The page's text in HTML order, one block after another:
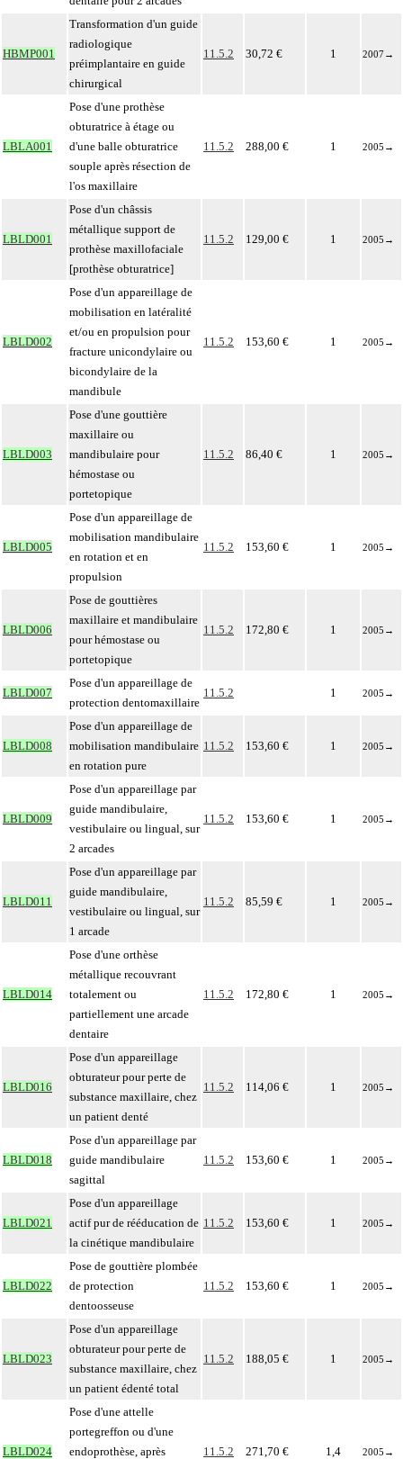
HBMP001
Transformation d'un guide
radiologique
préimplantaire en guide
chirurgical
11.5.2 30,72 € 1 2007→
LBLA001
Pose d'une prothèse
obturatrice à étage ou
d'une balle obturatrice
souple après résection de
l'os maxillaire
11.5.2 288,00 € 1 2005 →
LBLD001
Pose d'un châssis
métallique support de
prothèse maxillofaciale
[prothèse obturatrice]
11.5.2 129,00 € 1 2005 →
LBLD002
Pose d'un appareillage de
mobilisation en latéralité
et/ou en propulsion pour
fracture unicondylaire ou
bicondylaire de la
mandibule
11.5.2 153,60 € 1 2005 →
LBLD003
Pose d'une gouttière
maxillaire ou
mandibulaire pour
hémostase ou
portetopique
11.5.2 86,40 € 1 2005 →
LBLD005
Pose d'un appareillage de
mobilisation mandibulaire
en rotation et en
propulsion
11.5.2 153,60 € 1 2005 →
LBLD006
Pose de gouttières
maxillaire et mandibulaire
pour hémostase ou
portetopique
11.5.2 172,80 € 1 2005 →
LBLD007
Pose d'un appareillage de
protection dentomaxillaire
11.5.2 1 2005 →
LBLD008
Pose d'un appareillage de
mobilisation mandibulaire
en rotation pure
11.5.2 153,60 € 1 2005 →
LBLD009
Pose d'un appareillage par
guide mandibulaire,
vestibulaire ou lingual, sur
2 arcades
11.5.2 153,60 € 1 2005 →
LBLD011
Pose d'un appareillage par
guide mandibulaire,
vestibulaire ou lingual, sur
1 arcade
11.5.2 85,59 € 1 2005 →
LBLD014
Pose d'une orthèse
métallique recouvrant
totalement ou
partiellement une arcade
dentaire
11.5.2 172,80 € 1 2005 →
LBLD016
Pose d'un appareillage
obturateur pour perte de
substance maxillaire, chez
un patient denté
11.5.2 114,06 € 1 2005 →
LBLD018
Pose d'un appareillage par
guide mandibulaire
sagittal
11.5.2 153,60 € 1 2005 →
LBLD021
Pose d'un appareillage
actif pur de rééducation de
la cinétique mandibulaire
11.5.2 153,60 € 1 2005 →
LBLD022
Pose de gouttière plombée
de protection
dentoosseuse
11.5.2 153,60 € 1 2005 →
LBLD023
Pose d'un appareillage
obturateur pour perte de
substance maxillaire, chez
un patient édenté total
11.5.2 188,05 € 1 2005 →
LBLD024
Pose d'une attelle
portegreffon ou d'une
endoprothèse, après
11.5.2 271,70 € 1,4 2005 →